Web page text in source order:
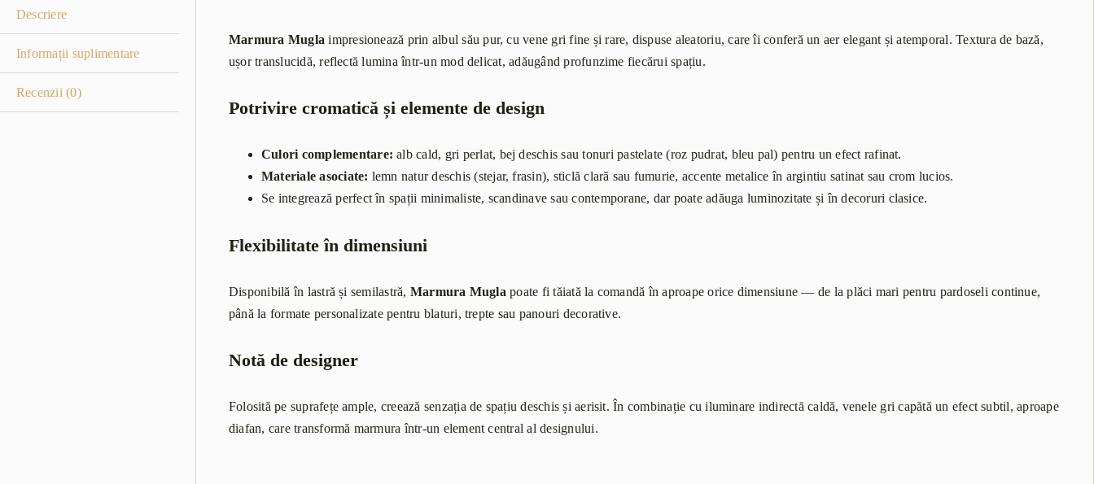
Descriere
Informații suplimentare
Recenzii (0)
Marmura Mugla impresionează prin albul său pur, cu vene gri fine și rare, dispuse aleatoriu, care îi conferă un aer elegant și atemporal. Textura de bază,
ușor translucidă, reflectă lumina într-un mod delicat, adăugând profunzime fiecărui spațiu.
Potrivire cromatică și elemente de design
Culori complementare: alb cald, gri perlat, bej deschis sau tonuri pastelate (roz pudrat, bleu pal) pentru un efect rafinat.
Materiale asociate: lemn natur deschis (stejar, frasin), sticlă clară sau fumurie, accente metalice în argintiu satinat sau crom lucios.
Se integrează perfect în spații minimaliste, scandinave sau contemporane, dar poate adăuga luminozitate și în decoruri clasice.
Flexibilitate în dimensiuni
Disponibilă în lastră și semilastră, Marmura Mugla poate fi tăiată la comandă în aproape orice dimensiune — de la plăci mari pentru pardoseli continue,
până la formate personalizate pentru blaturi, trepte sau panouri decorative.
Notă de designer
Folosită pe suprafețe ample, creează senzația de spațiu deschis și aerisit. În combinație cu iluminare indirectă caldă, venele gri capătă un efect subtil, aproape
diafan, care transformă marmura într-un element central al designului.